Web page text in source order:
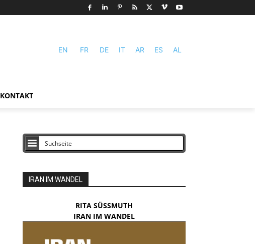
EN FR DE IT AR ES AL
KONTAKT
IRAN IM WANDEL
RITA SÜSSMUTH
IRAN IM WANDEL